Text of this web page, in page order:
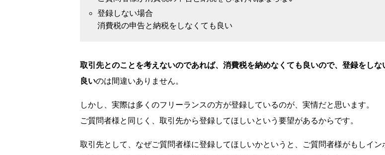
登録しない場合
消費税の申告と納税をしなくても良い
取引先とのことを考えないのであれば、消費税を納めなくても良いので、登録をしな
良いのは間違いありません。
しかし、実際は多くのフリーランスの方が登録しているのが、実情だと思います。
ご質問者様と同じく、取引先から登録してほしいという要望があるからです。
取引先として、なぜご質問者様に登録してほしいかというと、ご質問者様がもしイン